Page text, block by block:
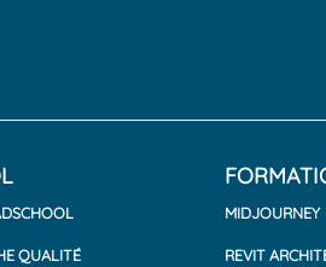
QUALITÉ
MIDJOURNEY
REVIT